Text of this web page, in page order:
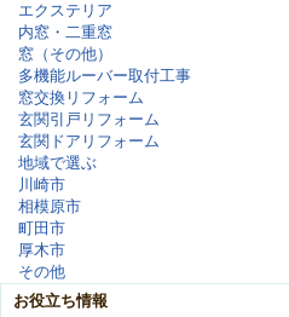
エクステリア
内窓・二重窓
窓（その他）
多機能ルーバー取付工事
窓交換リフォーム
玄関引戸リフォーム
玄関ドアリフォーム
地域で選ぶ
川崎市
相模原市
町田市
厚木市
その他
お役立ち情報